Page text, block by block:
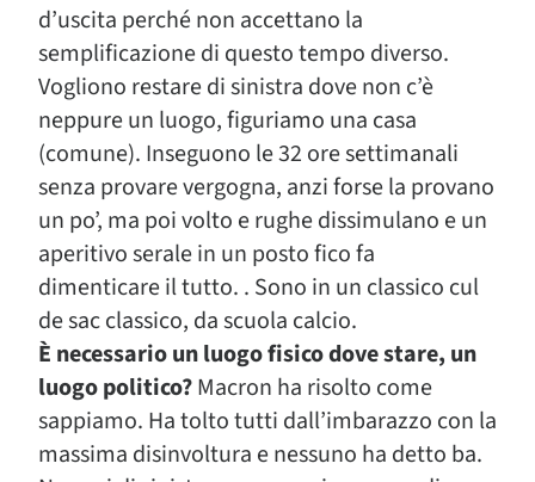
d’uscita perché non accettano la
semplificazione di questo tempo diverso.
Vogliono restare di sinistra dove non c’è
neppure un luogo, figuriamo una casa
(comune). Inseguono le 32 ore settimanali
senza provare vergogna, anzi forse la provano
un po’, ma poi volto e rughe dissimulano e un
aperitivo serale in un posto fico fa
dimenticare il tutto. . Sono in un classico cul
de sac classico, da scuola calcio.
È necessario un luogo fisico dove stare, un
luogo politico?Macron ha risolto come
sappiamo. Ha tolto tutti dall’imbarazzo con la
massima disinvoltura e nessuno ha detto ba.